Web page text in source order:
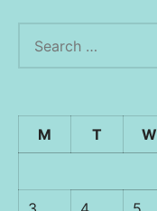
M
T W